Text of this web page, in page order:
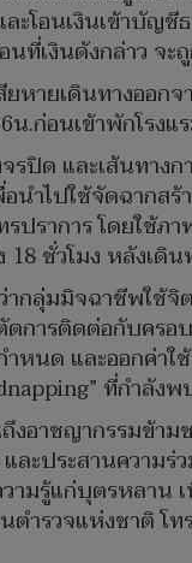
โอนเงินเข้าบัญ
ที่เงินดังกล่าว จ
ายเดินทางออกจ
น.ก่อนเข้าพักโร
ปิด และเส้นทาง
ำไปใช้จัดฉากสร้
ปราการ โดยใช้
18 ชั่วโมง หลังเดิ
กลุ่มมิจฉาชีพใช้
การติดต่อกับคร
หนด และออกค่า
ที่กำลัง
อาชญากรรมข้า
ละประสานความ
ามรู้แก่บุตรหลา
รวจแห่งชาติ โท